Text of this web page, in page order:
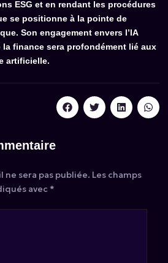
ESG et en rendant les procédures
se positionne à la pointe de
Son engagement envers l’IA
la finance sera profondément lié aux
artificielle.
ne sera pas publiée. Les champs
avec *